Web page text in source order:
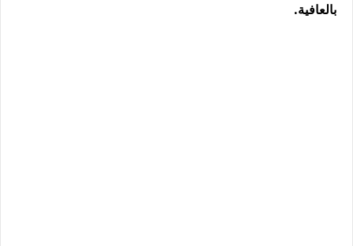
بالعافية.